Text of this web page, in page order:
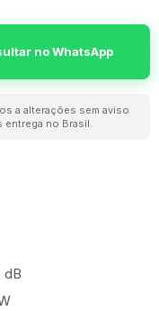
no WhatsApp
a alterações sem aviso
entrega no Brasil.
dB